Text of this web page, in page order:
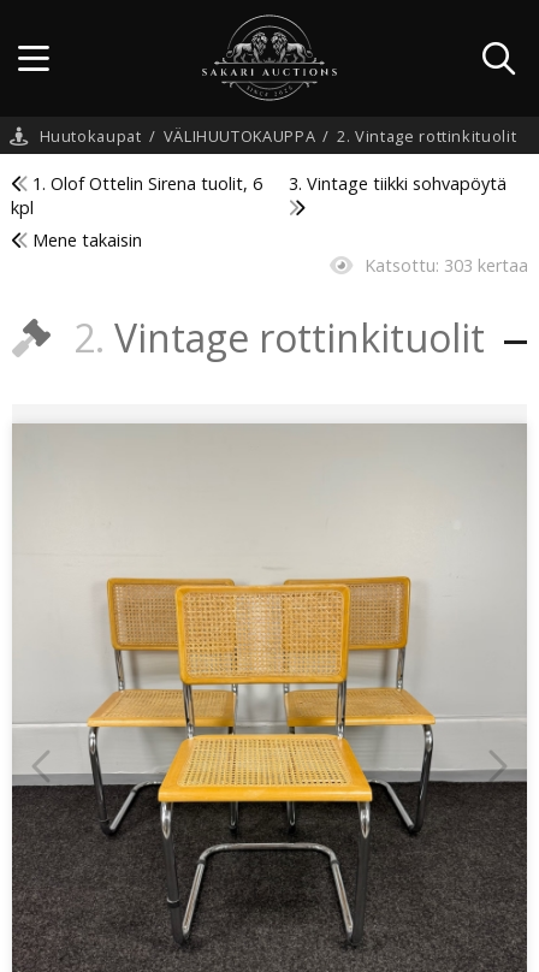
Huutokaupat / VÄLIHUUTOKAUPPA / 2. Vintage rottinkituolit
1. Olof Ottelin Sirena tuolit, 6
kpl
3. Vintage tiikki sohvapöytä
Mene takaisin
Katsottu: 303 kertaa
2. Vintage rottinkituolit